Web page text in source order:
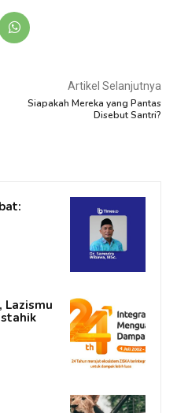
Artikel Selanjutnya
Siapakah Mereka yang Pantas
Disebut Santri?
Lazismu